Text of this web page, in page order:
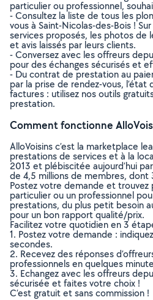
particulier ou professionnel,
- Consultez la liste de tous les
vous à Saint-Nicolas-des-Bois !
services proposés, les photos de
et avis laissés par leurs clients.
- Conversez avec les offreurs
pour des échanges sécurisés et
- Du contrat de prestation au
par la prise de rendez-vous, l’état
factures : utilisez nos outils
prestation.
Comment fonctionne
AlloVoisins c’est la marketplace
prestations de services et à la
2013 et plébiscitée aujourd’hui
de 4,5 millions de membres,
Postez votre demande et trouvez
particulier ou un professionnel
prestations, du plus petit besoin
pour un bon rapport qualité/prix.
Facilitez votre quotidien en 3
1. Postez votre demande :
secondes.
2. Recevez des réponses
professionnels en quelques
3. Echangez avec les offreurs
sécurisée et faites votre choix !
C’est gratuit et sans commission !